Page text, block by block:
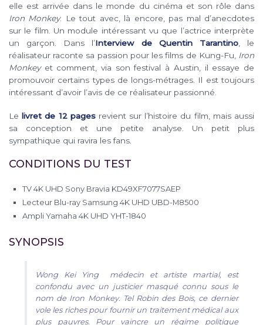
elle est arrivée dans le monde du cinéma et son rôle dans
Iron Monkey. Le tout avec, là encore, pas mal d’anecdotes
sur le film. Un module intéressant vu que l’actrice interprète
un garçon. Dans l’Interview de Quentin Tarantino, le
réalisateur raconte sa passion pour les films de Kung-Fu,
Iron
Monkeyet comment, via son festival à Austin, il essaye de
promouvoir certains types de longs-métrages. Il est toujours
intéressant d’avoir l’avis de ce réalisateur passionné.
Lelivret de 12 pagesrevient sur l’histoire du film, mais aussi
sa conception et une petite analyse. Un petit plus
sympathique qui ravira les fans.
CONDITIONS DU TEST
TV 4K UHD Sony Bravia KD49XF7077SAEP
Lecteur Blu-ray Samsung 4K UHD UBD-M8500
Ampli Yamaha 4K UHD YHT-1840
SYNOPSIS
Wong Kei Ying médecin et artiste martial, est
confondu avec un justicier masqué connu sous le
nom de Iron Monkey. Tel Robin des Bois, ce dernier
vole les riches pour fournir un traitement médical aux
plus pauvres. Pour vaincre un régime politique